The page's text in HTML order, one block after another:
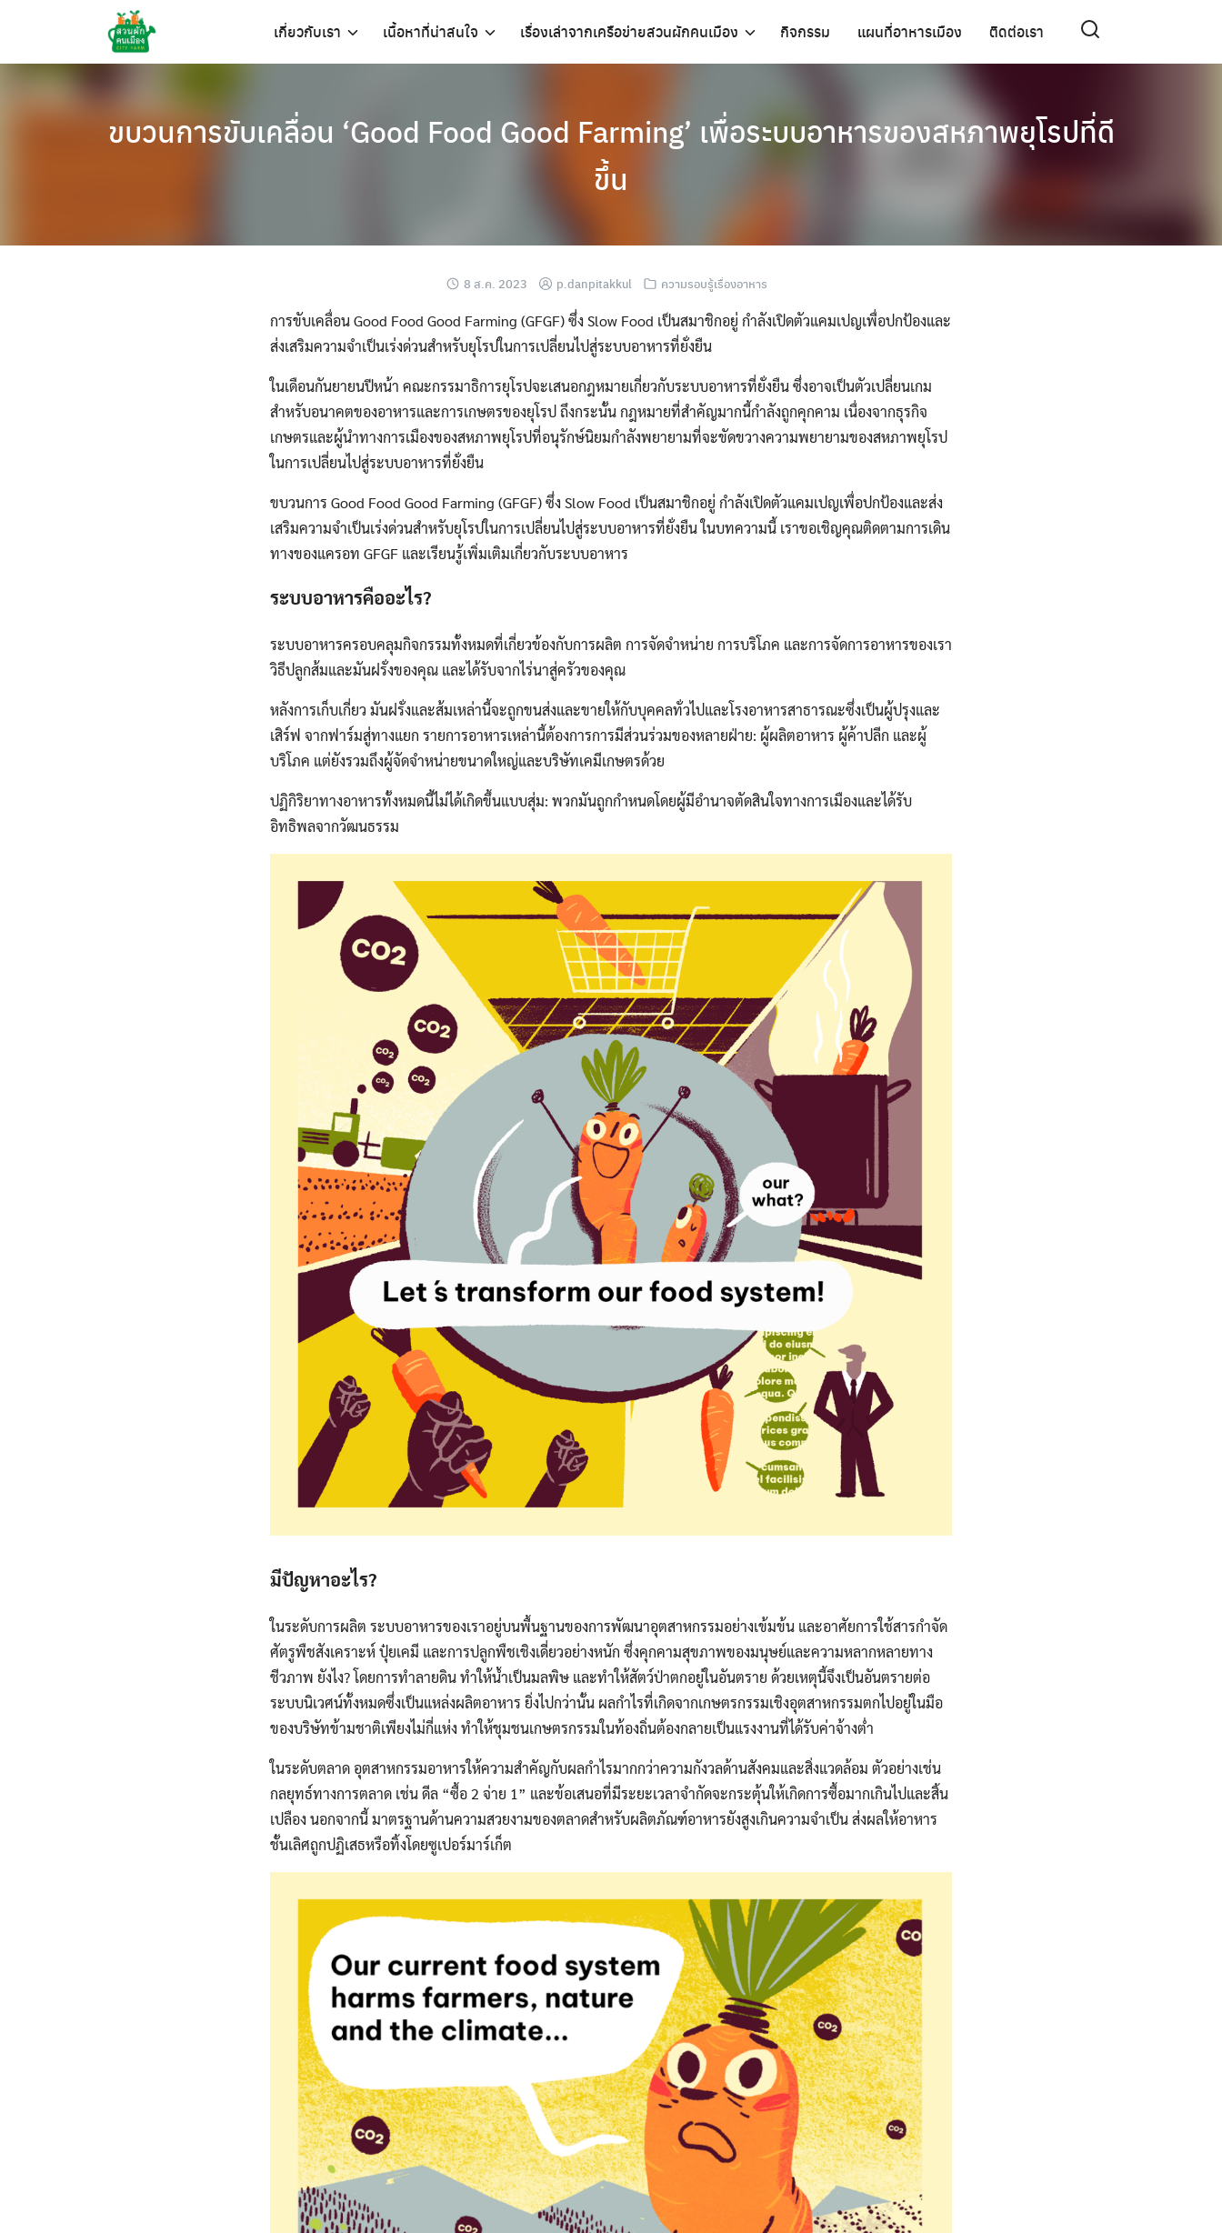
เกี่ยวกับเรา เนื้อหาที่น่าสนใจ เรื่องเล่าจากเครือข่ายสวนผักคนเมือง กิจกรรม แผนที่อาหารเมือง ติดต่อเรา
Search
Search
ขบวนการขับเคลื่อน ‘Good Food Good Farming’ เพื่อระบบอาหารของสหภาพยุโรปที่ดี
ขึ้น
8 ส.ค. 2023 p.danpitakkul ความรอบรู้เรื่องอาหาร
การขับเคลื่อน Good Food Good Farming (GFGF) ซึ่ง Slow Food เป็นสมาชิกอยู่ กำลังเปิดตัวแคมเปญเพื่อปกป้องและ
ส่งเสริมความจำเป็นเร่งด่วนสำหรับยุโรปในการเปลี่ยนไปสู่ระบบอาหารที่ยั่งยืน
ในเดือนกันยายนปีหน้า คณะกรรมาธิการยุโรปจะเสนอกฎหมายเกี่ยวกับระบบอาหารที่ยั่งยืน ซึ่งอาจเป็นตัวเปลี่ยนเกม
สำหรับอนาคตของอาหารและการเกษตรของยุโรป ถึงกระนั้น กฎหมายที่สำคัญมากนี้กำลังถูกคุกคาม เนื่องจากธุรกิจ
เกษตรและผู้นำทางการเมืองของสหภาพยุโรปที่อนุรักษ์นิยมกำลังพยายามที่จะขัดขวางความพยายามของสหภาพยุโรป
ในการเปลี่ยนไปสู่ระบบอาหารที่ยั่งยืน
ขบวนการ Good Food Good Farming (GFGF) ซึ่ง Slow Food เป็นสมาชิกอยู่ กำลังเปิดตัวแคมเปญเพื่อปกป้องและส่ง
เสริมความจำเป็นเร่งด่วนสำหรับยุโรปในการเปลี่ยนไปสู่ระบบอาหารที่ยั่งยืน ในบทความนี้ เราขอเชิญคุณติดตามการเดิน
ทางของแครอท GFGF และเรียนรู้เพิ่มเติมเกี่ยวกับระบบอาหาร
ระบบอาหารคืออะไร?
ระบบอาหารครอบคลุมกิจกรรมทั้งหมดที่เกี่ยวข้องกับการผลิต การจัดจำหน่าย การบริโภค และการจัดการอาหารของเรา
วิธีปลูกส้มและมันฝรั่งของคุณ และได้รับจากไร่นาสู่ครัวของคุณ
หลังการเก็บเกี่ยว มันฝรั่งและส้มเหล่านี้จะถูกขนส่งและขายให้กับบุคคลทั่วไปและโรงอาหารสาธารณะซึ่งเป็นผู้ปรุงและ
เสิร์ฟ จากฟาร์มสู่ทางแยก รายการอาหารเหล่านี้ต้องการการมีส่วนร่วมของหลายฝ่าย: ผู้ผลิตอาหาร ผู้ค้าปลีก และผู้
บริโภค แต่ยังรวมถึงผู้จัดจำหน่ายขนาดใหญ่และบริษัทเคมีเกษตรด้วย
ปฏิกิริยาทางอาหารทั้งหมดนี้ไม่ได้เกิดขึ้นแบบสุ่ม: พวกมันถูกกำหนดโดยผู้มีอำนาจตัดสินใจทางการเมืองและได้รับ
อิทธิพลจากวัฒนธรรม
มีปัญหาอะไร?
ในระดับการผลิต ระบบอาหารของเราอยู่บนพื้นฐานของการพัฒนาอุตสาหกรรมอย่างเข้มข้น และอาศัยการใช้สารกำจัด
ศัตรูพืชสังเคราะห์ ปุ๋ยเคมี และการปลูกพืชเชิงเดี่ยวอย่างหนัก ซึ่งคุกคามสุขภาพของมนุษย์และความหลากหลายทาง
ชีวภาพ ยังไง? โดยการทำลายดิน ทำให้น้ำเป็นมลพิษ และทำให้สัตว์ป่าตกอยู่ในอันตราย ด้วยเหตุนี้จึงเป็นอันตรายต่อ
ระบบนิเวศน์ทั้งหมดซึ่งเป็นแหล่งผลิตอาหาร ยิ่งไปกว่านั้น ผลกำไรที่เกิดจากเกษตรกรรมเชิงอุตสาหกรรมตกไปอยู่ในมือ
ของบริษัทข้ามชาติเพียงไม่กี่แห่ง ทำให้ชุมชนเกษตรกรรมในท้องถิ่นต้องกลายเป็นแรงงานที่ได้รับค่าจ้างต่ำ
ในระดับตลาด อุตสาหกรรมอาหารให้ความสำคัญกับผลกำไรมากกว่าความกังวลด้านสังคมและสิ่งแวดล้อม ตัวอย่างเช่น
กลยุทธ์ทางการตลาด เช่น ดีล “ซื้อ 2 จ่าย 1” และข้อเสนอที่มีระยะเวลาจำกัดจะกระตุ้นให้เกิดการซื้อมากเกินไปและสิ้น
เปลือง นอกจากนี้ มาตรฐานด้านความสวยงามของตลาดสำหรับผลิตภัณฑ์อาหารยังสูงเกินความจำเป็น ส่งผลให้อาหาร
ชั้นเลิศถูกปฏิเสธหรือทิ้งโดยซูเปอร์มาร์เก็ต